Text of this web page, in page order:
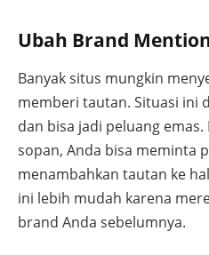
Ubah Brand
Banyak situs mungkin
memberi tautan. Situasi ini
dan bisa jadi peluang
sopan, Anda bisa meminta
menambahkan tautan ke
ini lebih mudah karena
brand Anda sebelumnya.